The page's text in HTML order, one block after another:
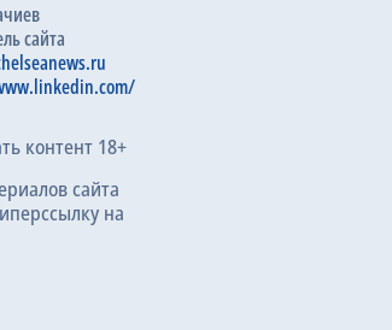
сайта
контент 18+
сайта
на